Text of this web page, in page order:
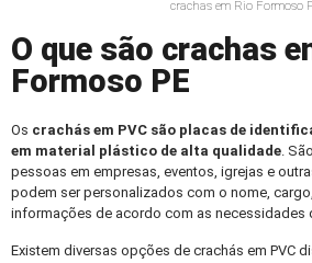
crachas em Rio Formoso
O que são crachas
Formoso PE
Os crachás em PVC são placas de
em material plástico de alta qualidade.
pessoas em empresas, eventos, igrejas e
podem ser personalizados com o nome,
informações de acordo com as necessidades
Existem diversas opções de crachás em PVC